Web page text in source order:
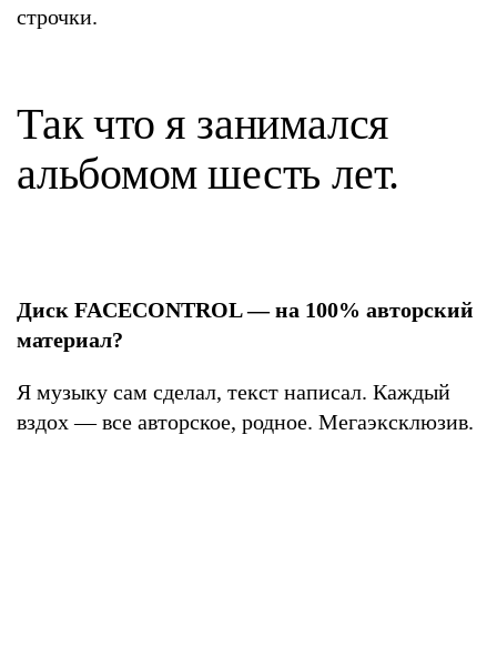
строчки.
Так что я занимался
альбомом шесть лет.
Диск FACECONTROL — на 100% авторский
материал?
Я музыку сам сделал, текст написал. Каждый
вздох — все авторское, родное. Мегаэксклюзив.